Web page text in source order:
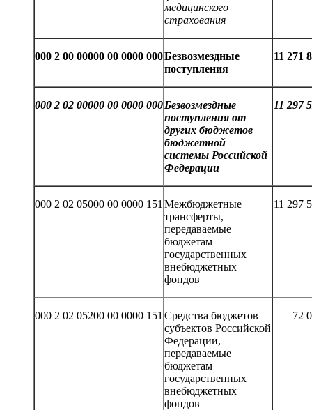
медицинского
страхования
000 2 00 00000 00 0000 000Безвозмездные
поступления
11 271
000 2 02 00000 00 0000 000Безвозмездные
поступления от
других бюджетов
бюджетной
системы Российской
Федерации
11 297
000 2 02 05000 00 0000 151 Межбюджетные
трансферты,
передаваемые
бюджетам
государственных
внебюджетных
фондов
11 297
000 2 02 05200 00 0000 151 Средства бюджетов
субъектов Российской
Федерации,
передаваемые
бюджетам
государственных
внебюджетных
фондов
72